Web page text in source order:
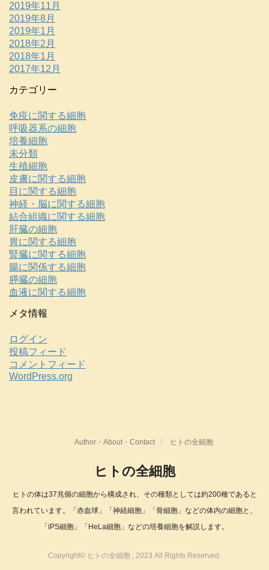
2019年11月
2019年8月
2019年1月
2018年2月
2018年1月
2017年12月
カテゴリー
免疫に関する細胞
呼吸器系の細胞
培養細胞
未分類
生殖細胞
皮膚に関する細胞
目に関する細胞
神経・脳に関する細胞
結合組織に関する細胞
肝臓の細胞
胃に関する細胞
腎臓に関する細胞
腸に関係する細胞
膵臓の細胞
血液に関する細胞
メタ情報
ログイン
投稿フィード
コメントフィード
WordPress.org
Author・About・Contact ヒトの全細胞
ヒトの全細胞
ヒトの体は37兆個の細胞から構成され、その種類としては約200種であると
言われています。「赤血球」「神経細胞」「骨細胞」などの体内の細胞と、
「iPS細胞」「HeLa細胞」などの培養細胞を解説します。
Copyright© ヒトの全細胞 , 2023 All Rights Reserved.